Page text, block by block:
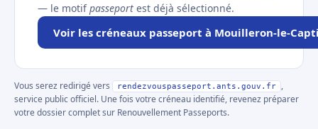
— le motifpasseport est déjà sélectionné.
Voir les créneaux passeport à Mouilleron-le-
Vous serez redirigé vers rendezvouspasseport.ants.gouv.fr
,
service public officiel. Une fois votre créneau identifié, revenez préparer
votre dossier complet sur Renouvellement Passeports.